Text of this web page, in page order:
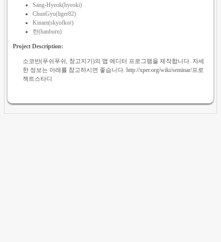
Sang-Hyeok(hyeoki)
ChunGyu(liger82)
Kinam(skyofkor)
한(hanburn)
Project Description:
소코반(푸쉬푸쉬, 창고지기)의 맵 에디터 프로그램을 제작합니다. 자세
한 정보는 아래를 참고하시면 좋습니다. http://xper.org/wiki/seminar/프로
젝트스타디